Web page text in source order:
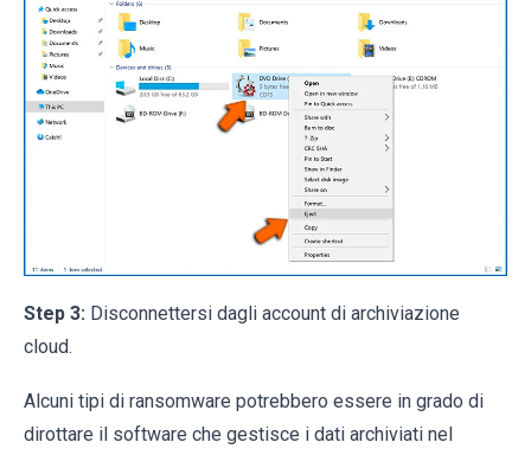
Step 3: Disconnettersi dagli account di archiviazione
cloud.
Alcuni tipi di ransomware potrebbero essere in grado di
dirottare il software che gestisce i dati archiviati nel